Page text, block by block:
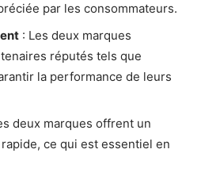
par les consommateurs.
: Les deux marques
réputés tels que
la performance de leurs
deux marques offrent un
ce qui est essentiel en